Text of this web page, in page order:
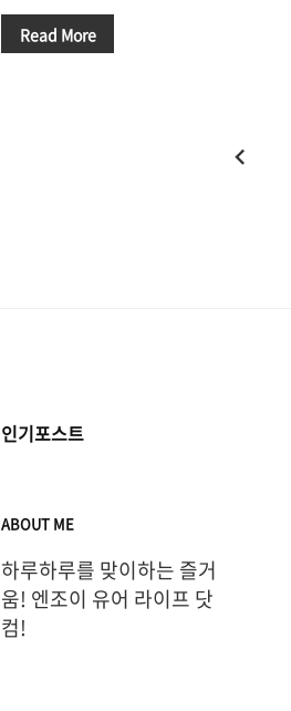
데, 이는 산을 좋아하는 사람이라면 누
동쪽으로는 네팔과 부탄을 지나 중국
Read More
인기포스트
ABOUT ME
하루하루를 맞이하는 즐거
움! 엔조이 유어 라이프 닷
컴!